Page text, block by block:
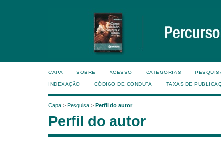
CAPA SOBRE ACESSO CATEGORIAS
INDEXAÇÃO CÓDIGO DE CONDUTA TAXAS DE
Capa > Pesquisa > Perfil do autor
Perfil do autor